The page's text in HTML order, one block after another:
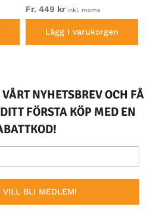
Fr. 449 kr inkl. moms
Lägg i varukorgen
NYHETSBREV OCH FÅ
FÖRSTA KÖP MED EN
BLI MEDLEM!